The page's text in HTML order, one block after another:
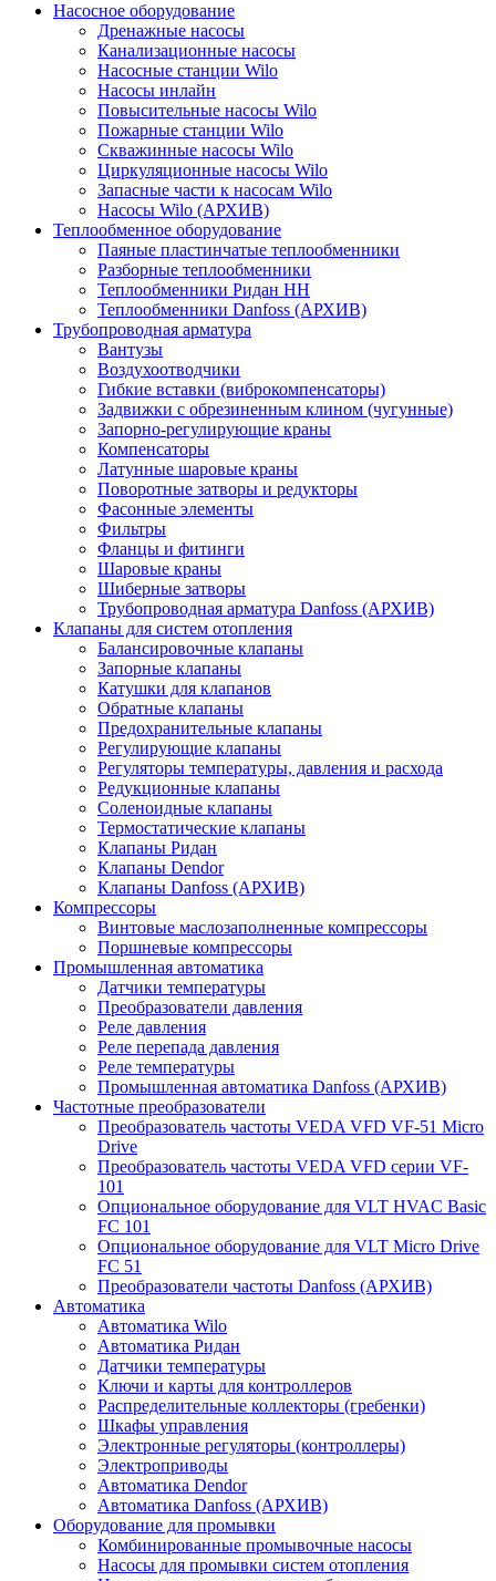
Насосное оборудование
Дренажные насосы
Канализационные насосы
Насосные станции Wilo
Насосы инлайн
Повысительные насосы Wilo
Пожарные станции Wilo
Скважинные насосы Wilo
Циркуляционные насосы Wilo
Запасные части к насосам Wilo
Насосы Wilo (АРХИВ)
Теплообменное оборудование
Паяные пластинчатые теплообменники
Разборные теплообменники
Теплообменники Ридан НН
Теплообменники Danfoss (АРХИВ)
Трубопроводная арматура
Вантузы
Воздухоотводчики
Гибкие вставки (виброкомпенсаторы)
Задвижки с обрезиненным клином (чугунные)
Запорно-регулирующие краны
Компенсаторы
Латунные шаровые краны
Поворотные затворы и редукторы
Фасонные элементы
Фильтры
Фланцы и фитинги
Шаровые краны
Шиберные затворы
Трубопроводная арматура Danfoss (АРХИВ)
Клапаны для систем отопления
Балансировочные клапаны
Запорные клапаны
Катушки для клапанов
Обратные клапаны
Предохранительные клапаны
Регулирующие клапаны
Регуляторы температуры, давления и расхода
Редукционные клапаны
Соленоидные клапаны
Термостатические клапаны
Клапаны Ридан
Клапаны Dendor
Клапаны Danfoss (АРХИВ)
Компрессоры
Винтовые маслозаполненные компрессоры
Поршневые компрессоры
Промышленная автоматика
Датчики температуры
Преобразователи давления
Реле давления
Реле перепада давления
Реле температуры
Промышленная автоматика Danfoss (АРХИВ)
Частотные преобразователи
Преобразователь частоты VEDA VFD VF-51 Micro
Drive
Преобразователь частоты VEDA VFD серии VF-
101
Опциональное оборудование для VLT HVAC Basic
FC 101
Опциональное оборудование для VLT Micro Drive
FC 51
Преобразователи частоты Danfoss (АРХИВ)
Автоматика
Автоматика Wilo
Автоматика Ридан
Датчики температуры
Ключи и карты для контроллеров
Распределительные коллекторы (гребенки)
Шкафы управления
Электронные регуляторы (контроллеры)
Электроприводы
Автоматика Dendor
Автоматика Danfoss (АРХИВ)
Оборудование для промывки
Комбинированные промывочные насосы
Насосы для промывки систем отопления